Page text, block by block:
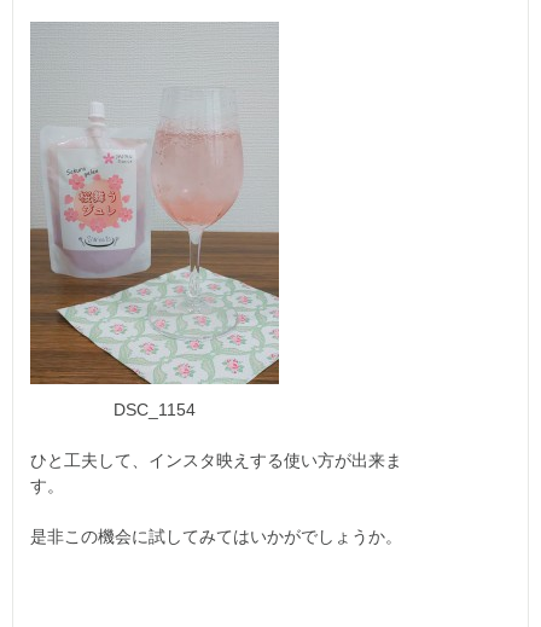
DSC_1154
ひと工夫して、インスタ映えする使い方が出来ま
す。
是非この機会に試してみてはいかがでしょうか。